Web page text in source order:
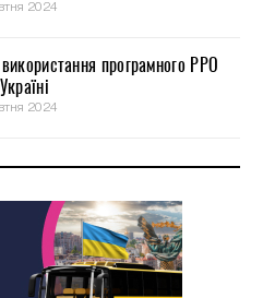
2024
програмного РРО
2024